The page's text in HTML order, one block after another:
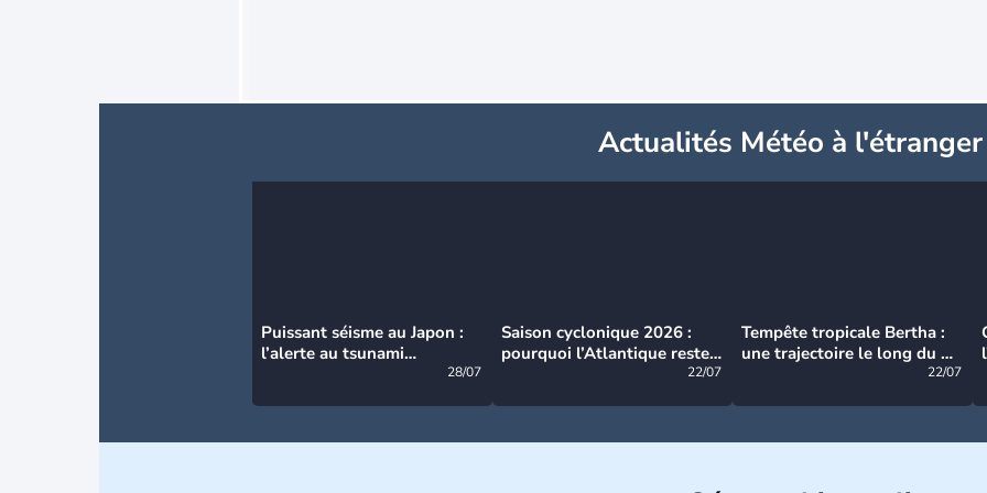
Actualités Météo à l'étranger
Puissant séisme au Japon :
l’alerte au tsunami
28/07
Saison cyclonique 2026 :
pourquoi l’Atlantique reste
22/07
Tempête tropicale Bertha :
une trajectoire le long du du
22/07